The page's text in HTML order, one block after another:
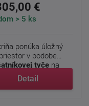
€
> 5 ks
ponúka úložný
priestor v podobe
tyčena
zavesenie ...
Detail